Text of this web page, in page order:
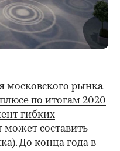
московского рынка
по итогам 2020
гибких
может составить
До конца года в